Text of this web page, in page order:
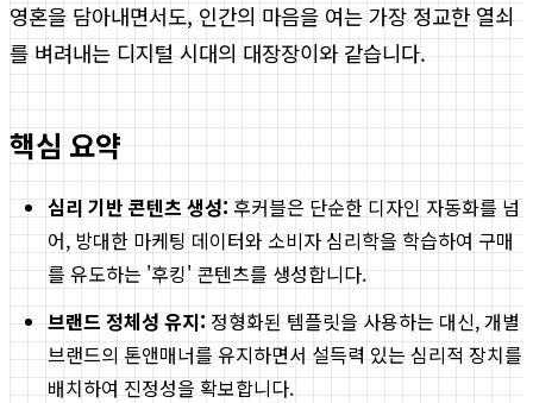
영혼을 담아내면서도, 인간의 마음을 여는 가장 정교한 열쇠
를 벼려내는 디지털 시대의 대장장이와 같습니다.
핵심 요약
심리 기반 콘텐츠 생성: 후커블은 단순한 디자인 자동화를 넘
어, 방대한 마케팅 데이터와 소비자 심리학을 학습하여 구매
를 유도하는 '후킹' 콘텐츠를 생성합니다.
브랜드 정체성 유지: 정형화된 템플릿을 사용하는 대신, 개별
브랜드의 톤앤매너를 유지하면서 설득력 있는 심리적 장치를
배치하여 진정성을 확보합니다.